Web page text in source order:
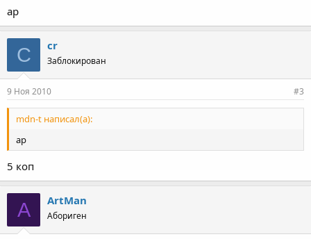
ap
C cr
Заблокирован
9 Ноя 2010 #3
mdn-t написал(а):
ap
5 коп
A ArtMan
Абориген